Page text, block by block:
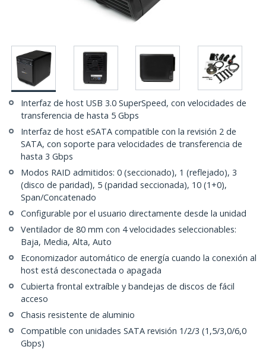
Interfaz de host USB 3.0 SuperSpeed, con velocidades de
transferencia de hasta 5 Gbps
Interfaz de host eSATA compatible con la revisión 2 de
SATA, con soporte para velocidades de transferencia de
hasta 3 Gbps
Modos RAID admitidos: 0 (seccionado), 1 (reflejado), 3
(disco de paridad), 5 (paridad seccionada), 10 (1+0),
Span/Concatenado
Configurable por el usuario directamente desde la unidad
Ventilador de 80 mm con 4 velocidades seleccionables:
Baja, Media, Alta, Auto
Economizador automático de energía cuando la conexión al
host está desconectada o apagada
Cubierta frontal extraíble y bandejas de discos de fácil
acceso
Chasis resistente de aluminio
Compatible con unidades SATA revisión 1/2/3 (1,5/3,0/6,0
Gbps)